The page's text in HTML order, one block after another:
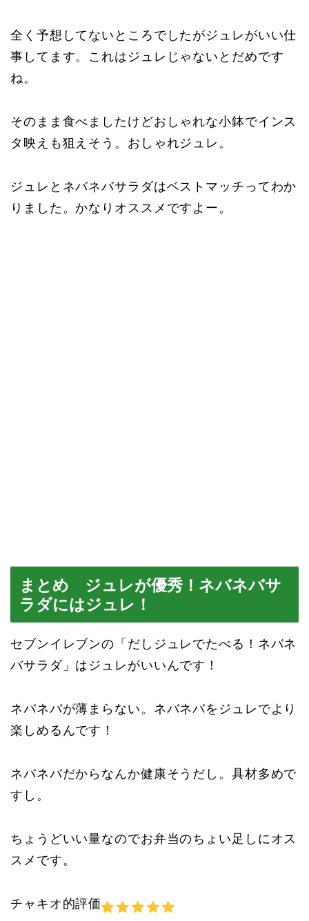
全く予想してないところでしたがジュレがいい仕
事してます。これはジュレじゃないとだめです
ね。
そのまま食べましたけどおしゃれな小鉢でインス
タ映えも狙えそう。おしゃれジュレ。
ジュレとネバネバサラダはベストマッチってわか
りました。かなりオススメですよー。
まとめ ジュレが優秀！ネバネバサ
ラダにはジュレ！
セブンイレブンの「だしジュレでたべる！ネバネ
バサラダ」はジュレがいいんです！
ネバネバが薄まらない。ネバネバをジュレでより
楽しめるんです！
ネバネバだからなんか健康そうだし。具材多めで
すし。
ちょうどいい量なのでお弁当のちょい足しにオス
スメです。
チャキオ的評価